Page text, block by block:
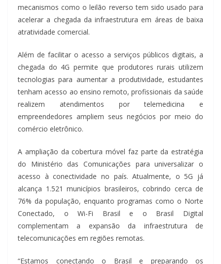
mecanismos como o leilão reverso tem sido usado para
acelerar a chegada da infraestrutura em áreas de baixa
atratividade comercial.
Além de facilitar o acesso a serviços públicos digitais, a
chegada do 4G permite que produtores rurais utilizem
tecnologias para aumentar a produtividade, estudantes
tenham acesso ao ensino remoto, profissionais da saúde
realizem atendimentos por telemedicina e
empreendedores ampliem seus negócios por meio do
comércio eletrônico.
A ampliação da cobertura móvel faz parte da estratégia
do Ministério das Comunicações para universalizar o
acesso à conectividade no país. Atualmente, o 5G já
alcança 1.521 municípios brasileiros, cobrindo cerca de
76% da população, enquanto programas como o Norte
Conectado, o Wi-Fi Brasil e o Brasil Digital
complementam a expansão da infraestrutura de
telecomunicações em regiões remotas.
“Estamos conectando o Brasil e preparando os